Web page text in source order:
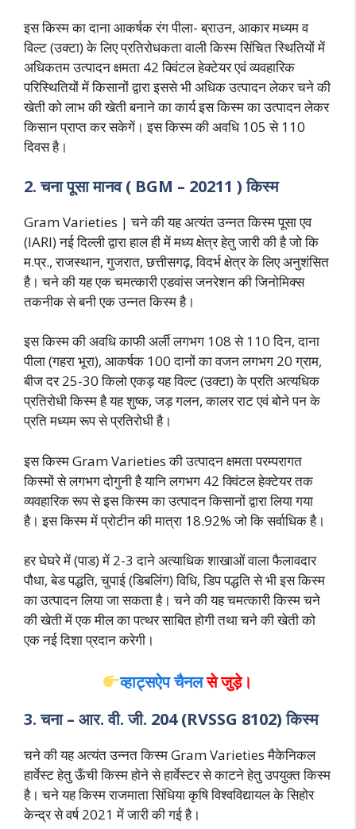
इस किस्म का दाना आकर्षक रंग पीला- ब्राउन, आकार मध्यम व
विल्ट (उक्टा) के लिए प्रतिरोधकता वाली किस्म सिंचित स्थितियों में
अधिकतम उत्पादन क्षमता 42 क्विंटल हेक्टेयर एवं व्यवहारिक
परिस्थितियों में किसानों द्वारा इससे भी अधिक उत्पादन लेकर चने की
खेती को लाभ की खेती बनाने का कार्य इस किस्म का उत्पादन लेकर
किसान प्राप्त कर सकेगें। इस किस्म की अवधि 105 से 110
दिवस है।
2. चना पूसा मानव ( BGM – 20211 ) किस्म
Gram Varieties | चने की यह अत्यंत उन्नत किस्म पूसा एव
(IARI) नई दिल्ली द्वारा हाल ही में मध्य क्षेत्र हेतु जारी की है जो कि
म.प्र., राजस्थान, गुजरात, छत्तीसगढ़, विदर्भ क्षेत्र के लिए अनुशंसित
है। चने की यह एक चमत्कारी एडवांस जनरेशन की जिनोमिक्स
तकनीक से बनी एक उन्नत किस्म है।
इस किस्म की अवधि काफी अर्ली लगभग 108 से 110 दिन, दाना
पीला (गहरा भूरा), आकर्षक 100 दानों का वजन लगभग 20 ग्राम,
बीज दर 25-30 किलो एकड़ यह विल्ट (उक्टा) के प्रति अत्यधिक
प्रतिरोधी किस्म है यह शुष्क, जड़ गलन, कालर राट एवं बोने पन के
प्रति मध्यम रूप से प्रतिरोधी है।
इस किस्म Gram Varieties की उत्पादन क्षमता परम्परागत
किस्मों से लगभग दोगुनी है यानि लगभग 42 क्विंटल हेक्टेयर तक
व्यवहारिक रूप से इस किस्म का उत्पादन किसानों द्वारा लिया गया
है। इस किस्म में प्रोटीन की मात्रा 18.92% जो कि सर्वाधिक है।
हर घेघरे में (पाड) में 2-3 दाने अत्याधिक शाखाओं वाला फैलावदार
पौधा, बेड पद्धति, चुपाई (डिबलिंग) विधि, डिप पद्धति से भी इस किस्म
का उत्पादन लिया जा सकता है। चने की यह चमत्कारी किस्म चने
की खेती में एक मील का पत्थर साबित होगी तथा चने की खेती को
एक नई दिशा प्रदान करेगी।
व्हाट्सऐप चैनलसे जुड़े।
3. चना – आर. वी. जी. 204 (RVSSG 8102) किस्म
चने की यह अत्यंत उन्नत किस्म Gram Varieties मैकेनिकल
हार्वेस्ट हेतु ऊँची किस्म होने से हार्वेस्टर से काटने हेतु उपयुक्त किस्म
है। चने यह किस्म राजमाता सिंधिया कृषि विश्वविद्यायल के सिहोर
केन्द्र से वर्ष 2021 में जारी की गई है।